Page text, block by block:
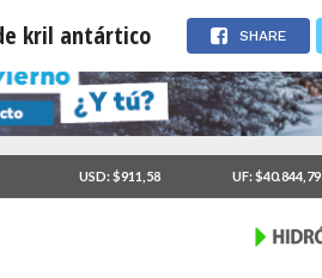
USD: $911,58 UF: $40.844,79
kril antártico SHARE
la